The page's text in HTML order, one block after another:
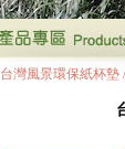
台灣風景環保紙杯墊 /